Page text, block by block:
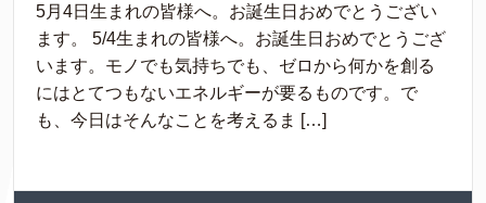
5月4日生まれの皆様へ。お誕生日おめでとうござい
ます。 5/4生まれの皆様へ。お誕生日おめでとうござ
います。モノでも気持ちでも、ゼロから何かを創る
にはとてつもないエネルギーが要るものです。で
も、今日はそんなことを考えるま […]